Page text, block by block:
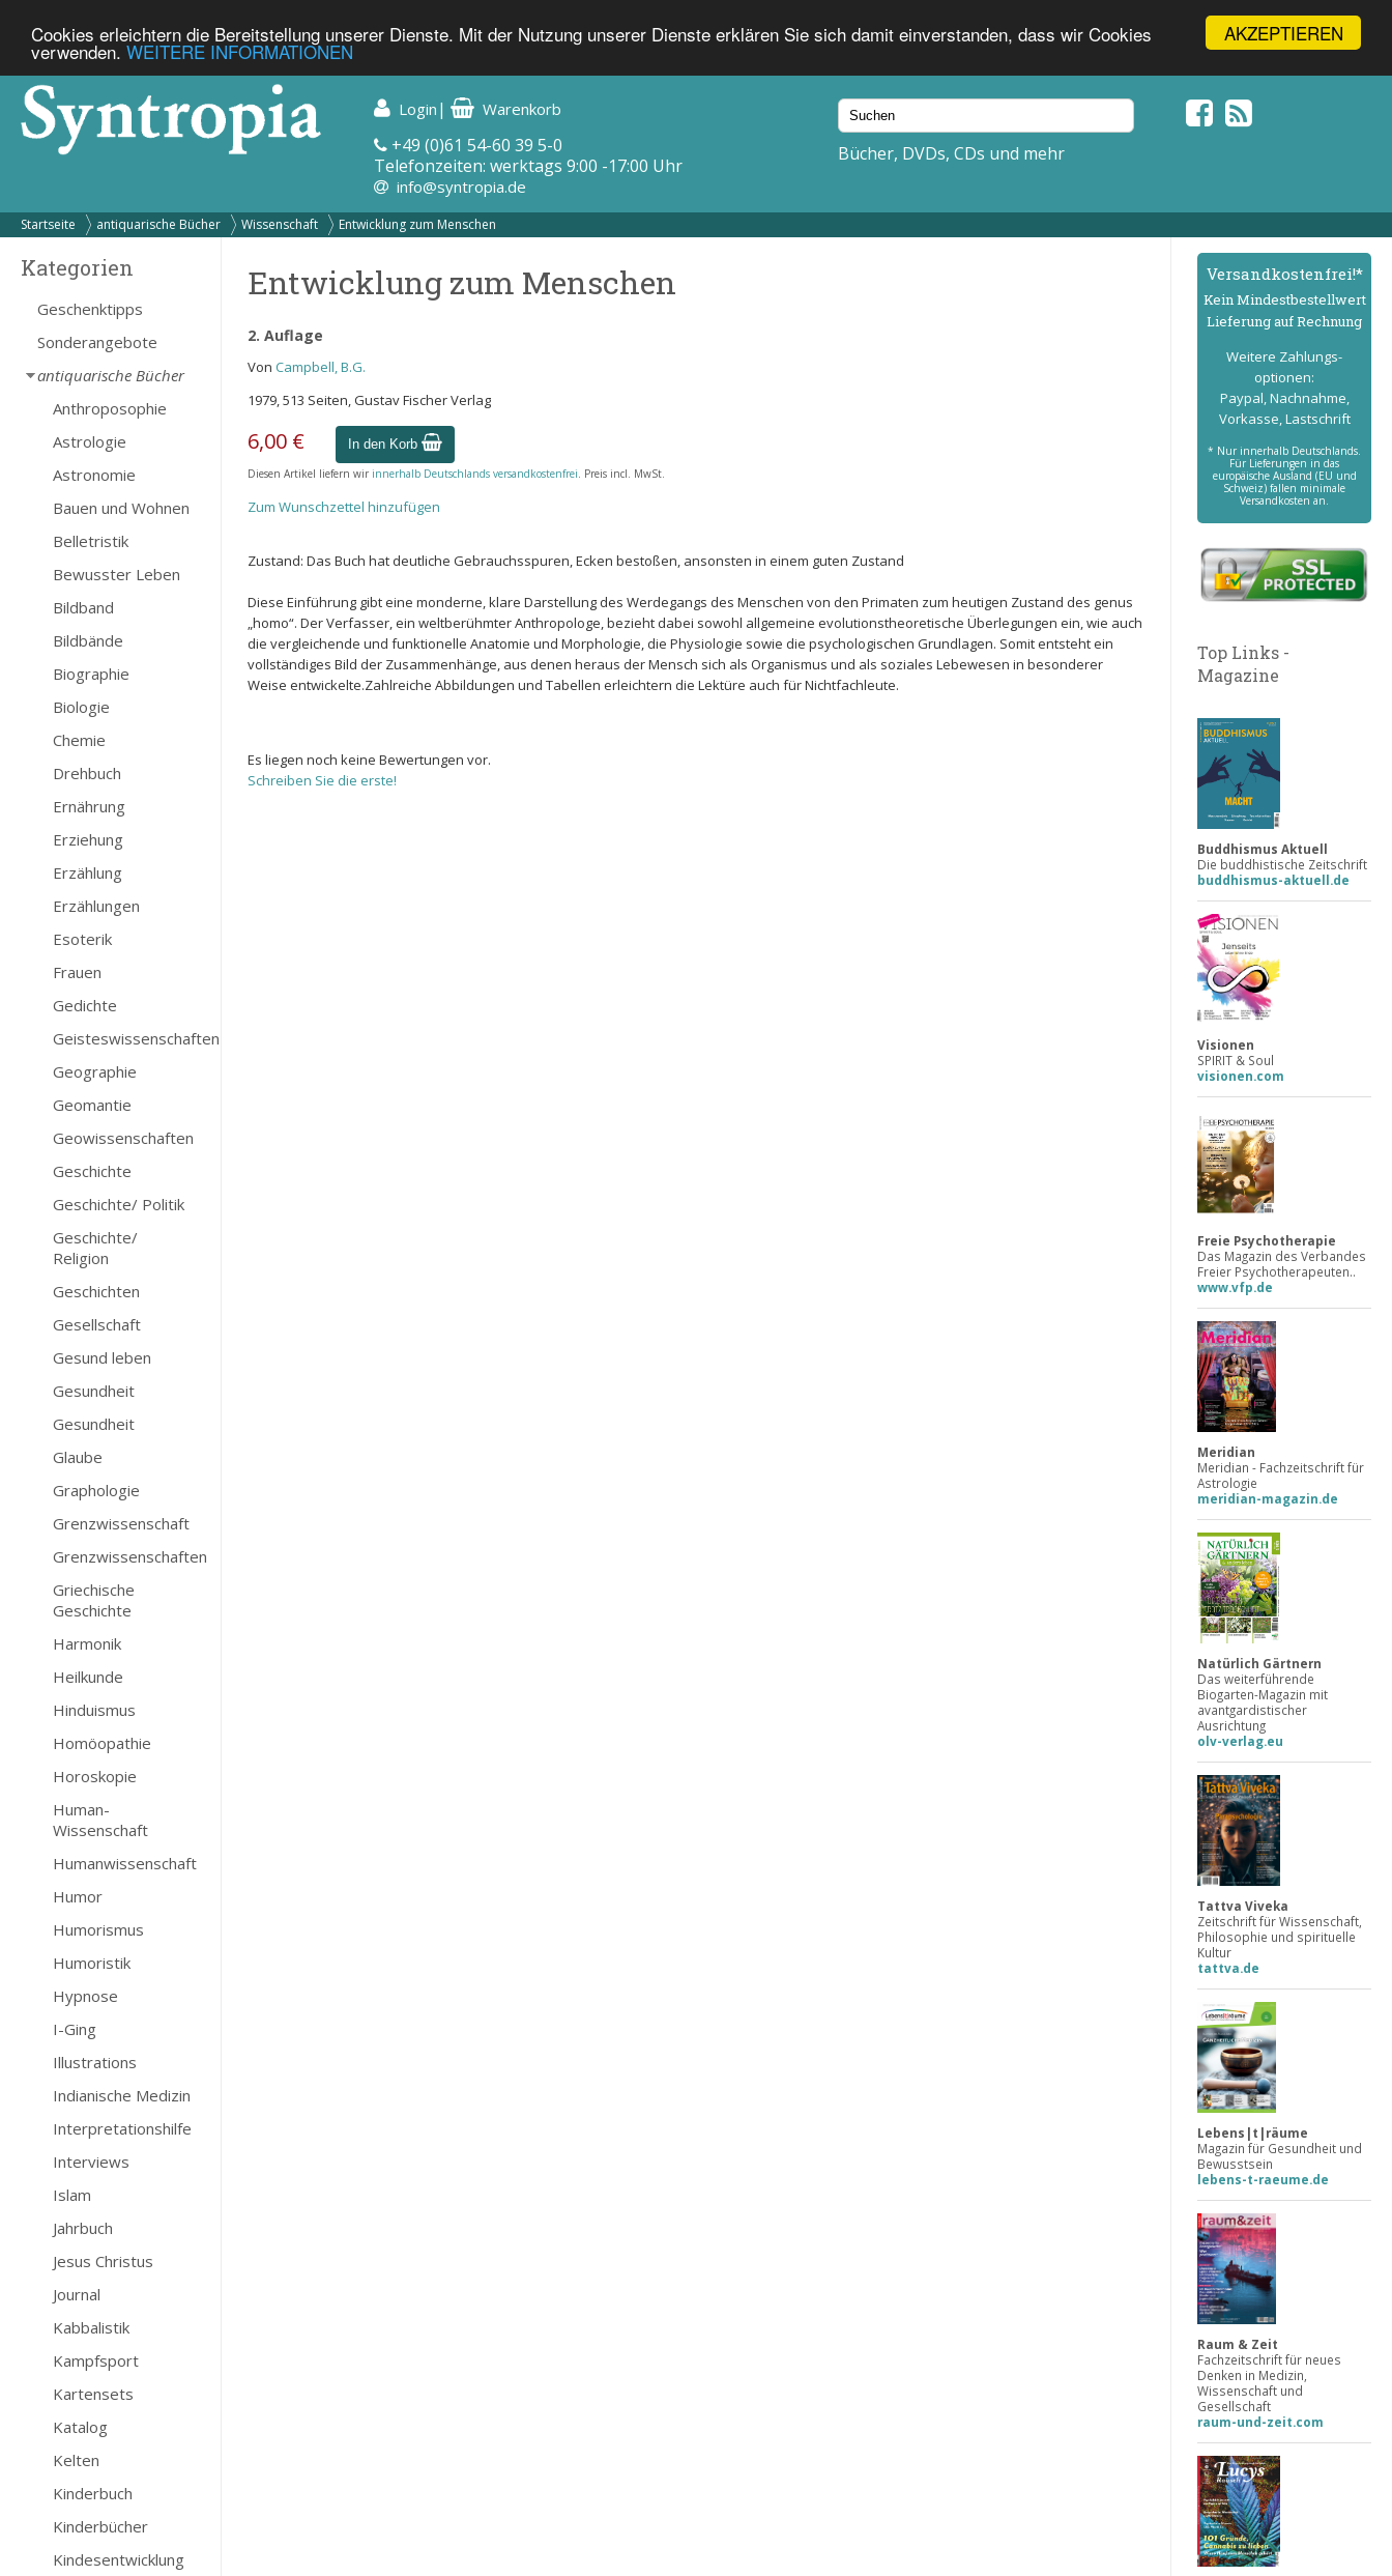
AKZEPTIEREN
Cookies erleichtern die Bereitstellung unserer Dienste. Mit der Nutzung unserer Dienste erklären Sie sich damit einverstanden, dass wir Cookies
verwenden. WEITERE INFORMATIONEN
Login | Warenkorb
+49 (0)61 54-60 39 5-0
Telefonzeiten: werktags 9:00 -17:00 Uhr
info@syntropia.de
Bücher, DVDs, CDs und mehr
Startseite antiquarische Bücher Wissenschaft Entwicklung zum Menschen
Kategorien
Geschenktipps
Sonderangebote
antiquarische Bücher
Anthroposophie
Astrologie
Astronomie
Bauen und Wohnen
Belletristik
Bewusster Leben
Bildband
Bildbände
Biographie
Biologie
Chemie
Drehbuch
Ernährung
Erziehung
Erzählung
Erzählungen
Esoterik
Frauen
Gedichte
Geisteswissenschaften
Geographie
Geomantie
Geowissenschaften
Geschichte
Geschichte/ Politik
Geschichte/
Religion
Geschichten
Gesellschaft
Gesund leben
Gesundheit
Gesundheit
Glaube
Graphologie
Grenzwissenschaft
Grenzwissenschaften
Griechische
Geschichte
Harmonik
Heilkunde
Hinduismus
Homöopathie
Horoskopie
Human-
Wissenschaft
Humanwissenschaft
Humor
Humorismus
Humoristik
Hypnose
I-Ging
Illustrations
Indianische Medizin
Interpretationshilfe
Interviews
Islam
Jahrbuch
Jesus Christus
Journal
Kabbalistik
Kampfsport
Kartensets
Katalog
Kelten
Kinderbuch
Kinderbücher
Kindesentwicklung
Entwicklung zum Menschen
2. Auflage
Von Campbell, B.G.
1979, 513 Seiten, Gustav Fischer Verlag
6,00 € In den Korb
Diesen Artikel liefern wir innerhalb Deutschlands versandkostenfrei. Preis incl. MwSt.
Zum Wunschzettel hinzufügen
Zustand: Das Buch hat deutliche Gebrauchsspuren, Ecken bestoßen, ansonsten in einem guten Zustand
Diese Einführung gibt eine monderne, klare Darstellung des Werdegangs des Menschen von den Primaten zum heutigen Zustand des genus
„homo“. Der Verfasser, ein weltberühmter Anthropologe, bezieht dabei sowohl allgemeine evolutionstheoretische Überlegungen ein, wie auch
die vergleichende und funktionelle Anatomie und Morphologie, die Physiologie sowie die psychologischen Grundlagen. Somit entsteht ein
vollständiges Bild der Zusammenhänge, aus denen heraus der Mensch sich als Organismus und als soziales Lebewesen in besonderer
Weise entwickelte.Zahlreiche Abbildungen und Tabellen erleichtern die Lektüre auch für Nichtfachleute.
Es liegen noch keine Bewertungen vor.
Schreiben Sie die erste!
Versand­kostenfrei!*
Kein Mindest­bestell­wert
Lieferung auf Rechnung
Weitere Zahlungs­
optionen:
Paypal, Nachnahme,
Vorkasse, Lastschrift
* Nur innerhalb Deutschlands.
Für Lieferungen in das
europäische Ausland (EU und
Schweiz) fallen minimale
Versandkosten an.
Top Links -
Magazine
Buddhismus Aktuell
Die buddhistische Zeitschrift
buddhismus-aktuell.de
Visionen
SPIRIT & Soul
visionen.com
Freie Psychotherapie
Das Magazin des Verbandes
Freier Psychotherapeuten..
www.vfp.de
Meridian
Meridian - Fachzeitschrift für
Astrologie
meridian-magazin.de
Natürlich Gärtnern
Das weiterführende
Biogarten-Magazin mit
avantgardistischer
Ausrichtung
olv-verlag.eu
Tattva Viveka
Zeitschrift für Wissenschaft,
Philosophie und spirituelle
Kultur
tattva.de
Lebens|t|räume
Magazin für Gesundheit und
Bewusstsein
lebens-t-raeume.de
Raum & Zeit
Fachzeitschrift für neues
Denken in Medizin,
Wissenschaft und
Gesellschaft
raum-und-zeit.com